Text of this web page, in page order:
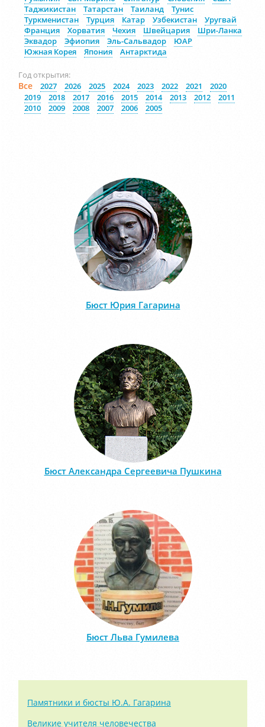
Таджикистан
Татарстан Таиланд
Тунис
Туркменистан
Турция Катар Узбекистан
Уругвай
Франция
Хорватия Чехия Швейцария
Шри-Ланка
Эквадор
Эфиопия Эль-Сальвадор
ЮАР
Южная Корея
Япония Антарктида
Год открытия:
Все 2027 2026 2025 2024 2023 2022 2021
2020
2019
2018 2017 2016 2015 2014 2013 2012
2011
2010
2009 2008 2007 2006 2005
Бюст Юрия Гагарина
Бюст Александра Сергеевича Пушкина
Бюст Льва Гумилева
Памятники и бюсты Ю.А. Гагарина
Великие учителя человечества